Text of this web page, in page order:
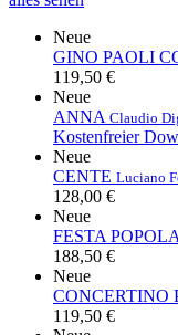
Neue
GINO PAOLI
119,50 €
Neue
ANNA Claudio
Kostenfreier
Neue
CENTE Luciano
128,00 €
Neue
FESTA
188,50 €
Neue
CONCERTINO
119,50 €